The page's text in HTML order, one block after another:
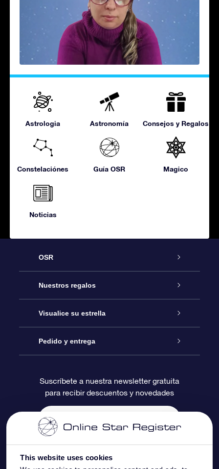
This website uses cookies
Astrologia Astronomía Consejos y Regalos
Constelaciónes Guía OSR Magico
Noticias
OSR
Atención
Contáctanos
Blog
Reseñas
Nuestros regalos
Regalo Estrella Online
Paquete de Regalo OSR
Tarjeta de Regalo OSR
Regalos empresariales
Visualice su estrella
Registro estelar
Página de Estrella Personalizada
Un Millón de Estrellas
Pedido y entrega
Información de Pago
Información de Envío
Suscríbete a nuestra newsletter gratuita
para recibir descuentos y novedades